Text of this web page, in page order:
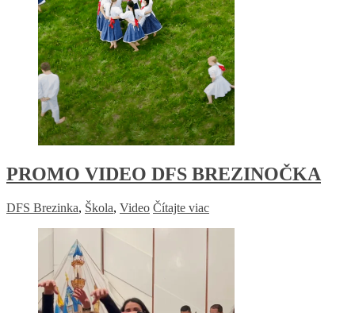
PROMO VIDEO DFS BREZINOČKA
DFS Brezinka, Škola, Video Čítajte viac